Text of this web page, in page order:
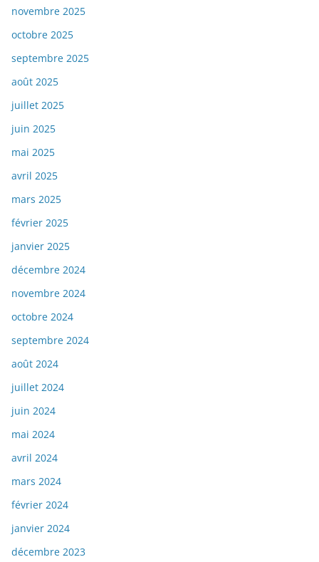
novembre 2025
octobre 2025
septembre 2025
août 2025
juillet 2025
juin 2025
mai 2025
avril 2025
mars 2025
février 2025
janvier 2025
décembre 2024
novembre 2024
octobre 2024
septembre 2024
août 2024
juillet 2024
juin 2024
mai 2024
avril 2024
mars 2024
février 2024
janvier 2024
décembre 2023